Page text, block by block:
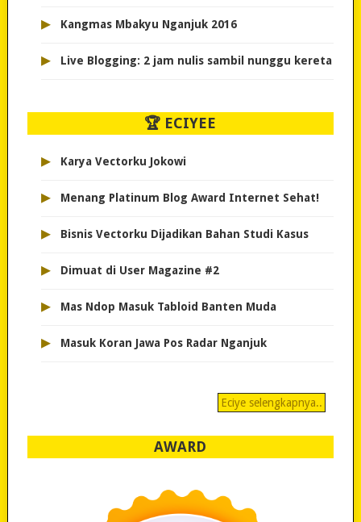
▸ Kangmas Mbakyu Nganjuk 2016
▸ Live Blogging: 2 jam nulis sambil nunggu kereta
🏆 ECIYEE
▸ Karya Vectorku Jokowi
▸ Menang Platinum Blog Award Internet Sehat!
▸ Bisnis Vectorku Dijadikan Bahan Studi Kasus
▸ Dimuat di User Magazine #2
▸ Mas Ndop Masuk Tabloid Banten Muda
▸ Masuk Koran Jawa Pos Radar Nganjuk
Eciye selengkapnya..
AWARD